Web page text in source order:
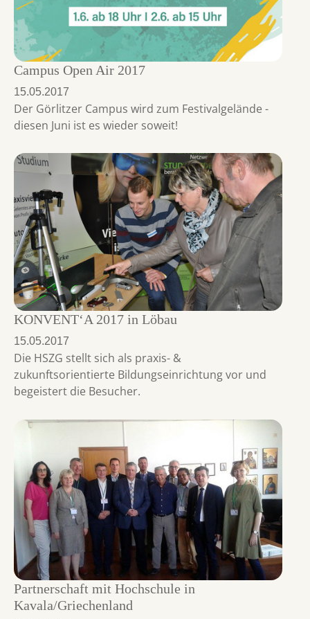
Campus Open Air 2017
15.05.2017
Der Görlitzer Campus wird zum Festivalgelände -
diesen Juni ist es wieder soweit!
KONVENT‘A 2017 in Löbau
15.05.2017
Die HSZG stellt sich als praxis- &
zukunftsorientierte Bildungseinrichtung vor und
begeistert die Besucher.
Partnerschaft mit Hochschule in
Kavala/Griechenland